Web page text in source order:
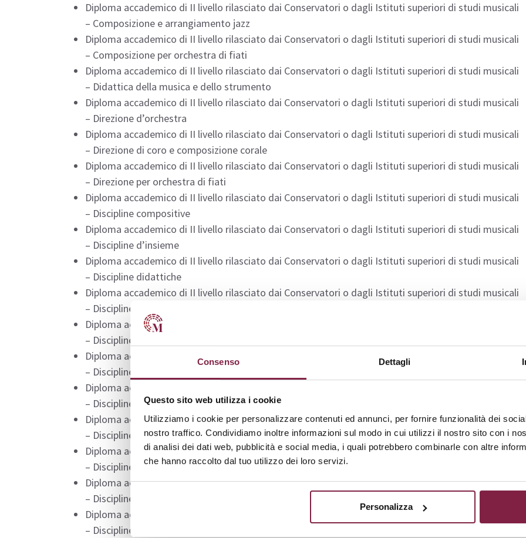
Consenso Dettagli
Questo sito web utilizza i cookie
Utilizziamo i cookie per personalizzare contenuti ed annunci, per fornire funzionalità dei
nostro traffico. Condividiamo inoltre informazioni sul modo in cui utilizzi il nostro sito con i
di analisi dei dati web, pubblicità e social media, i quali potrebbero combinarle con altre
che hanno raccolto dal tuo utilizzo dei loro servizi.
Personalizza
Diploma accademico di II livello rilasciato dai Conservatori o dagli Istituti superiori di studi musicali
– Composizione e arrangiamento jazz
Diploma accademico di II livello rilasciato dai Conservatori o dagli Istituti superiori di studi musicali
– Composizione per orchestra di fiati
Diploma accademico di II livello rilasciato dai Conservatori o dagli Istituti superiori di studi musicali
– Didattica della musica e dello strumento
Diploma accademico di II livello rilasciato dai Conservatori o dagli Istituti superiori di studi musicali
– Direzione d’orchestra
Diploma accademico di II livello rilasciato dai Conservatori o dagli Istituti superiori di studi musicali
– Direzione di coro e composizione corale
Diploma accademico di II livello rilasciato dai Conservatori o dagli Istituti superiori di studi musicali
– Direzione per orchestra di fiati
Diploma accademico di II livello rilasciato dai Conservatori o dagli Istituti superiori di studi musicali
– Discipline compositive
Diploma accademico di II livello rilasciato dai Conservatori o dagli Istituti superiori di studi musicali
– Discipline d’insieme
Diploma accademico di II livello rilasciato dai Conservatori o dagli Istituti superiori di studi musicali
– Discipline didattiche
Diploma accademico di II livello rilasciato dai Conservatori o dagli Istituti superiori di studi musicali
– Discipline esecutive
Diploma accademico di II livello rilasciato dai Conservatori o dagli Istituti superiori di studi musicali
– Discipline etniche
Diploma accademico di II livello rilasciato dai Conservatori o dagli Istituti superiori di studi musicali
– Discipline informatico-musicali
Diploma accademico di II livello rilasciato dai Conservatori o dagli Istituti superiori di studi musicali
– Discipline letterarie
Diploma accademico di II livello rilasciato dai Conservatori o dagli Istituti superiori di studi musicali
– Discipline musicali
Diploma accademico di II livello rilasciato dai Conservatori o dagli Istituti superiori di studi musicali
– Discipline musico terapiche
Diploma accademico di II livello rilasciato dai Conservatori o dagli Istituti superiori di studi musicali
– Discipline musicologiche
Diploma accademico di II livello rilasciato dai Conservatori o dagli Istituti superiori di studi musicali
– Discipline orchestrali